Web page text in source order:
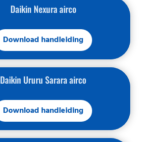
Daikin Nexura airco
Download handleiding
Daikin Ururu Sarara airco
Download handleiding